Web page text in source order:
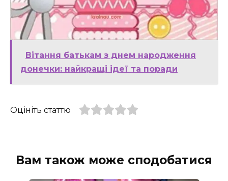
Вітання батькам з днем народження
донечки: найкращі ідеї та поради
Оцініть статтю
Вам також може сподобатися